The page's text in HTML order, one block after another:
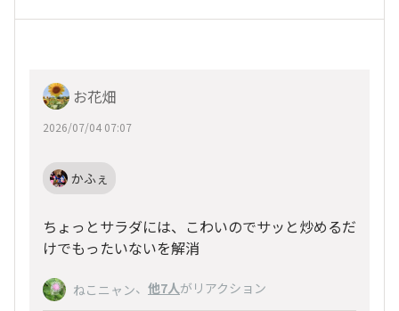
お花畑
2026/07/04 07:07
かふぇ
ちょっとサラダには、こわいのでサッと炒めるだ
けでもったいないを解消
ねこニャン、 他7人がリアクション